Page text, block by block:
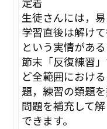
生徒さんには，
学習直後は解け
という実情がある
節末「反復練習
ど全範囲におけ
題，練習の類題
問題を補充して
できます。